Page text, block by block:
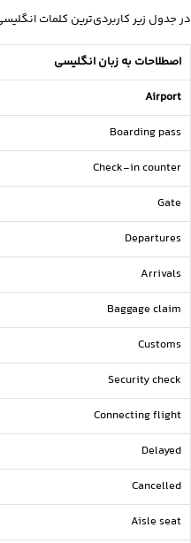
در جدول زیر کاربردی‌ترین کلمات
اصطلاحات به زبان انگلیسی
Airport
Boarding pass
Check-in counter
Gate
Departures
Arrivals
Baggage claim
Customs
Security check
Connecting flight
Delayed
Cancelled
Aisle seat